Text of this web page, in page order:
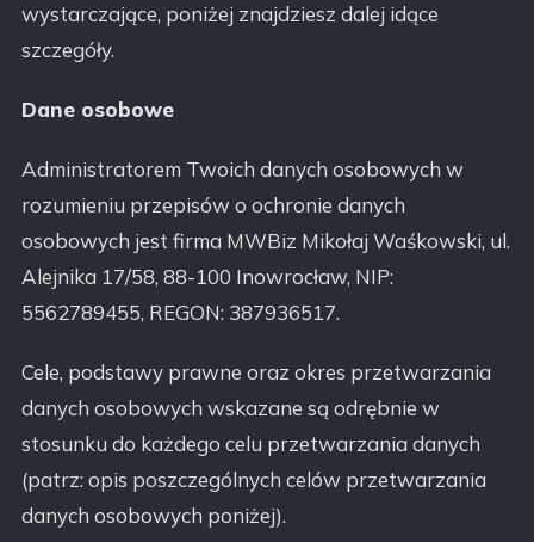
wystarczające, poniżej znajdziesz dalej idące
szczegóły.
Dane osobowe
Administratorem Twoich danych osobowych w
rozumieniu przepisów o ochronie danych
osobowych jest firma MWBiz Mikołaj Waśkowski, ul.
Alejnika 17/58, 88-100 Inowrocław, NIP:
5562789455, REGON: 387936517.
Cele, podstawy prawne oraz okres przetwarzania
danych osobowych wskazane są odrębnie w
stosunku do każdego celu przetwarzania danych
(patrz: opis poszczególnych celów przetwarzania
danych osobowych poniżej).